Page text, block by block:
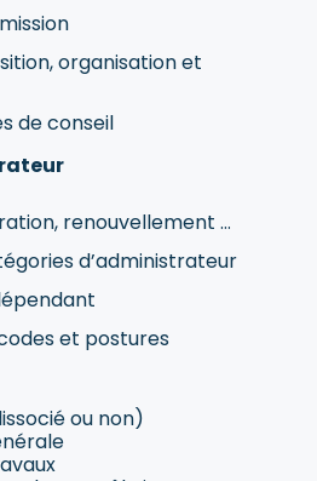
organisation et
de conseil
renouvellement …
d’administrateur
et postures
ou non)